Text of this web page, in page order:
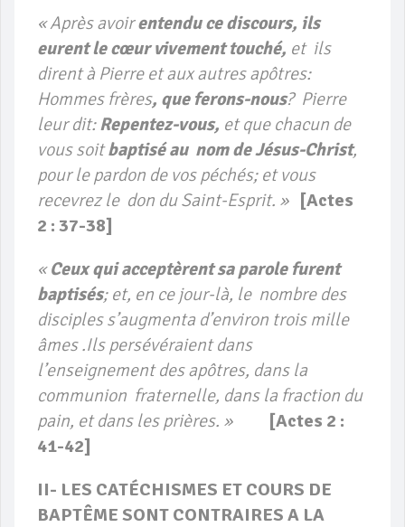
« Après avoirentendu ce discours, ils
eurent le cœur vivement touché, et ils
dirent à Pierre et aux autres apôtres:
Hommes frères, que ferons-nous? Pierre
leur dit:Repentez-vous, et que chacun de
vous soitbaptisé au nom de Jésus-Christ,
pour le pardon de vos péchés; et vous
recevrez le don du Saint-Esprit. » [Actes
2 : 37-38]
«Ceux qui acceptèrent sa parole furent
baptisés; et, en ce jour-là, le nombre des
disciples s’augmenta d’environ trois mille
âmes .Ils persévéraient dans
l’enseignement des apôtres, dans la
communion fraternelle, dans la fraction du
pain, et dans les prières. »
[Actes 2 :
41-42]
II- LES CATÉCHISMES ET COURS DE
BAPTÊME SONT CONTRAIRES A LA